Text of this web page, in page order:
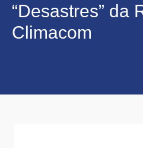
“Desastres” da
Climacom